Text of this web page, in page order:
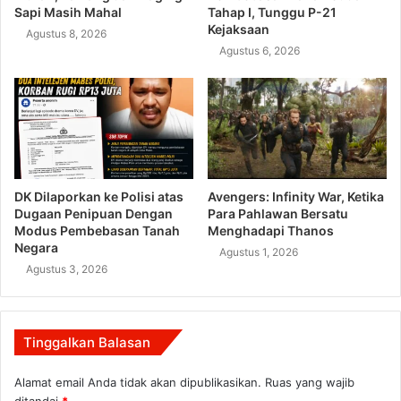
Sapi Masih Mahal
Agustus 8, 2026
Tahap I, Tunggu P-21
Kejaksaan
Agustus 6, 2026
DK Dilaporkan ke Polisi atas
Dugaan Penipuan Dengan
Modus Pembebasan Tanah
Negara
Agustus 3, 2026
Avengers: Infinity War, Ketika
Para Pahlawan Bersatu
Menghadapi Thanos
Agustus 1, 2026
Tinggalkan Balasan
Alamat email Anda tidak akan dipublikasikan. Ruas yang wajib